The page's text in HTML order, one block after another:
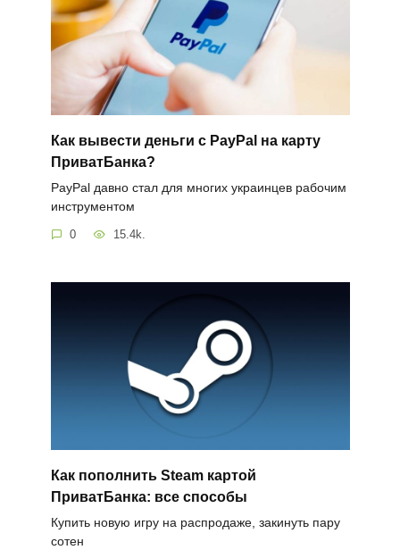
Как вывести деньги с PayPal на карту
ПриватБанка?
PayPal давно стал для многих украинцев рабочим
инструментом
0 15.4k.
Как пополнить Steam картой
ПриватБанка: все способы
Купить новую игру на распродаже, закинуть пару
сотен